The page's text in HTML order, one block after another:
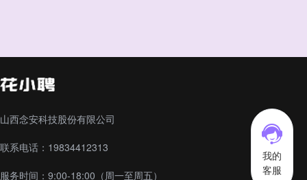
我的
客服
山西念安科技股份有限公司
联系电话：19834412313
服务时间：9:00-18:00（周一至周五）